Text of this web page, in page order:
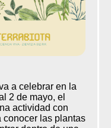
a celebrar en la
2 de mayo, el
actividad con
conocer las plantas